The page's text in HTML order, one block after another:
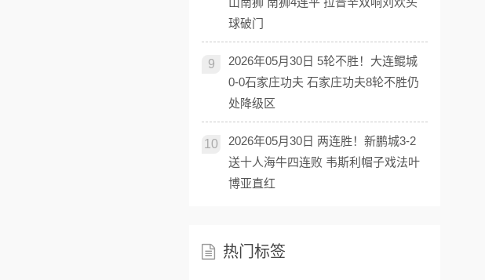
球破门
9
2026年05月30日 5轮不胜！大连鲲城
0-0石家庄功夫 石家庄功夫8轮不胜仍
处降级区
10
2026年05月30日 两连胜！新鹏城3-2
送十人海牛四连败 韦斯利帽子戏法叶
博亚直红
热门标签